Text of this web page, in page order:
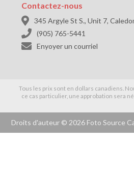
Contactez-nous
 345 Argyle St S., Unit 7,
 (905) 765-5441
 Enyoyer un courriel
Tous les prix sont en dollars canadiens.
ce cas particulier, une approbation sera
Droits d'auteur © 2026 Foto Source